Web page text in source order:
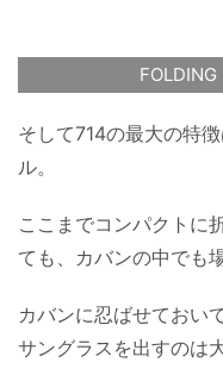
そして714の最大の特
ル。
ここまでコンパクトに
ても、カバンの中でも
カバンに忍ばせておい
サングラスを出すのは